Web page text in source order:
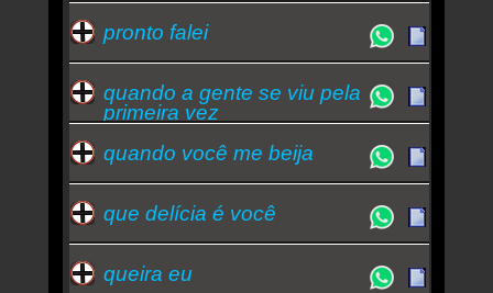
pronto falei
quando a gente se viu pela
primeira vez
quando você me beija
que delícia é você
queira eu